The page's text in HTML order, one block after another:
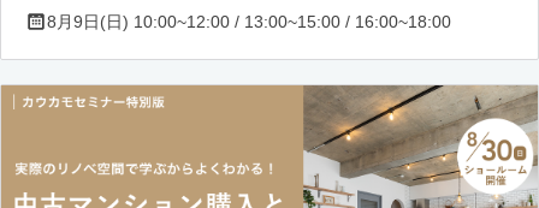
8月9日(日) 10:00~12:00 / 13:00~15:00 / 16:00~18:00